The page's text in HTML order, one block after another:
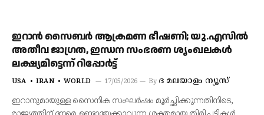
ഇറാൻ സൈബർ ആക്രമണ ഭീഷണി; യു.എസിൽ
അതീവ ജാഗ്രത, ഇന്ധന സംഭരണ ശൃംഖലകൾ
ലക്ഷ്യമിട്ടെന്ന് റിപ്പോർട്ട്
USA IRAN WORLD 17/05/2026 By ദ മലയാളം ന്യൂസ്
ഇറാനുമായുള്ള സൈനിക സംഘർഷം മൂർച്ഛിക്കുന്നതിനിടെ,